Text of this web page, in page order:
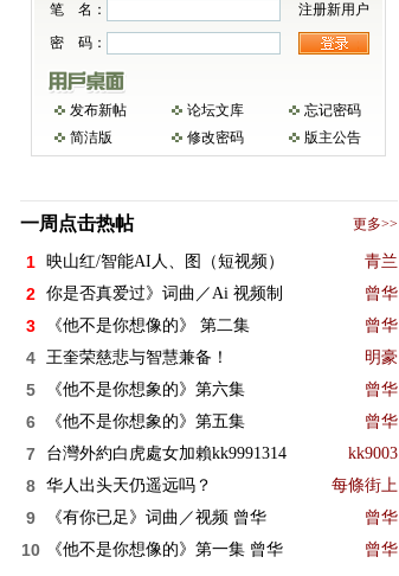
笔 名：
注册新用户
密 码：
发布新帖 论坛文库
忘记密码
简洁版
修改密码 版主公告
一周点击热帖 更多>>
1 映山红/智能AI人、图（短视频） 青兰
2 你是否真爱过》词曲／Ai 视频制 曾华
3 《他不是你想像的》 第二集 曾华
4 王奎荣慈悲与智慧兼备！ 明豪
5 《他不是你想象的》第六集 曾华
6 《他不是你想象的》第五集 曾华
7 台灣外約白虎處女加賴kk9991314 kk9003
8 华人出头天仍遥远吗？ 每條街上
9 《有你已足》词曲／视频 曾华 曾华
10 《他不是你想像的》第一集 曾华 曾华